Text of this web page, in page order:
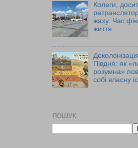
Колеги,
жаху. Час
життя
Деколонізація
Півдня: як
розумна»
собі власну
ПОШУК